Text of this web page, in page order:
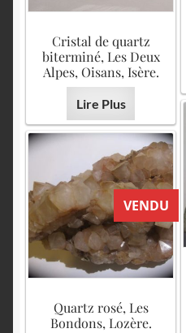
Cristal de quartz
biterminé, Les Deux
Alpes, Oisans, Isère.
Lire Plus
VENDU
Quartz rosé, Les
Bondons, Lozère.